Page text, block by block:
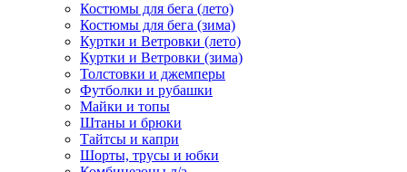
Костюмы для бега (лето)
Костюмы для бега (зима)
Куртки и Ветровки (лето)
Куртки и Ветровки (зима)
Толстовки и джемперы
Футболки и рубашки
Майки и топы
Штаны и брюки
Тайтсы и капри
Шорты, трусы и юбки